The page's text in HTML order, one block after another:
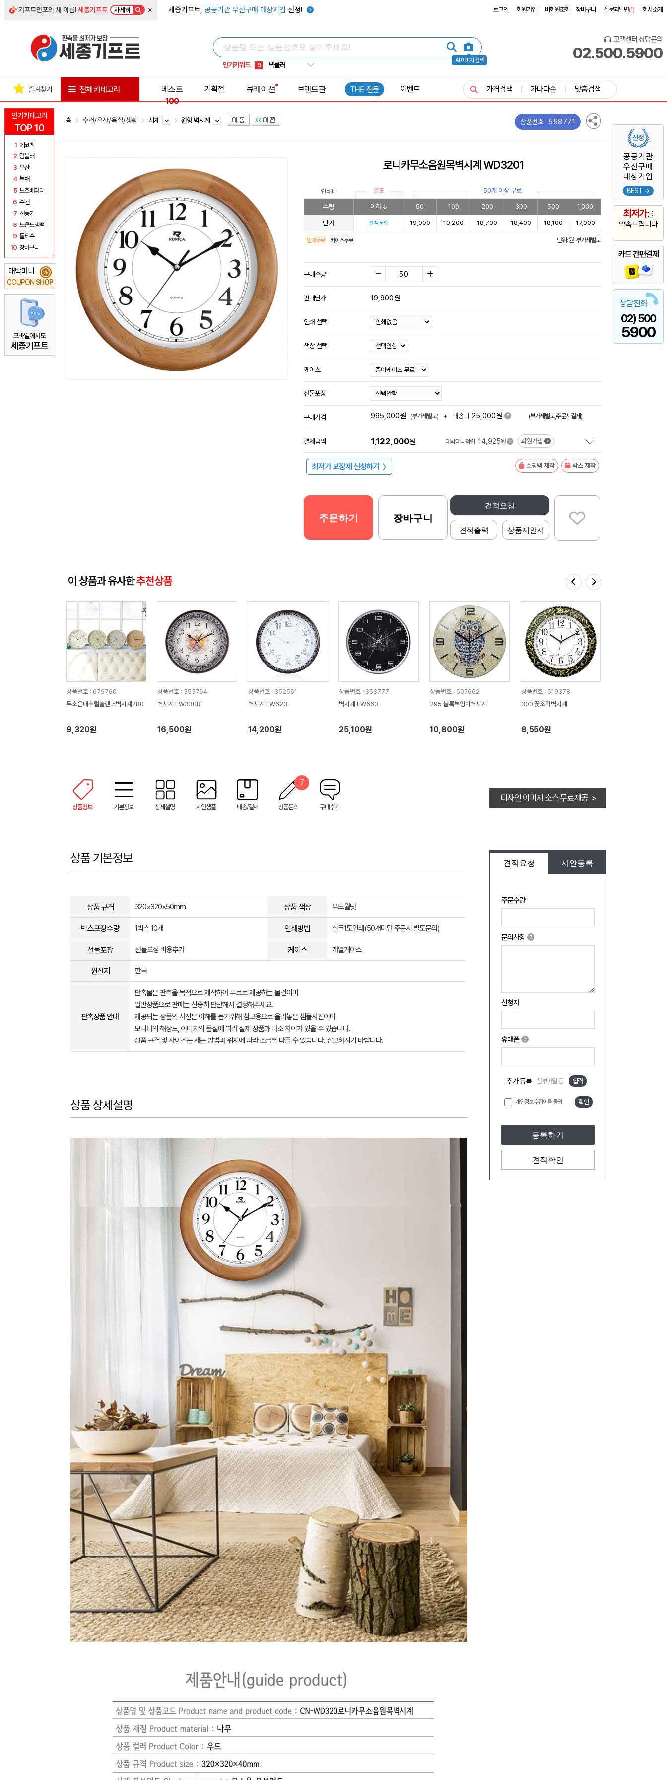
기프트인포의 새 이름!세종기프트 자세히 × 세종기프트, 공공기관 우선구매 대상기업 선정! 로그인 회원가입 비회원조회 장바구니 질문과답변(1) 회사소개
AI 이미지 검색
인기키워드
5 키캡
8 쿨토시
9 넥쿨러
1 선풍기
고객센터 상담문의
02.500.5900
인기카테고리
TOP 10
1 에코백
2 텀블러
3 우산
4 부채
5 보조배터리
6 수건
7 선풍기
8 보온보냉백
9 물티슈
10 장바구니
대박머니
COUPON SHOP
₩
모바일에서도
세종기프트
공공기관
우선구매
대상기업
BEST →
최저가를
약속드립니다
카드 간편결제
상담전화
02) 500
5900
즐겨찾기 전체 카테고리
베스트
100
기획전 큐레이션 브랜드관 THE 전문 이벤트 가격검색 가나다순 맞춤검색
홈 수건/우산/욕실/생활 시계 원형 벽시계 상품번호 558771
로니카무소음원목벽시계 WD3201
인쇄비 별도 50개 이상 무료
수량 이하 50 100 200 300 500 1,000
단가 견적문의 19,900 19,200 18,700 18,400 18,100 17,900
인쇄무료 케이스무료 단위: 원 부가세별도
구매수량
판매단가 19,900원
인쇄 선택
색상 선택
케이스
선물포장
구매가격 995,000원 (부가세별도) + 배송비 25,000원 (부가세별도,주문시결제)
결제금액 1,122,000원 대박머니적립 14,925원 회원가입
최저가 보장제 신청하기 〉 쇼핑백 제작 박스 제작
견적요청
견적출력 상품제안서
주문하기 장바구니
이 상품과 유사한추천상품
상품번호 : 679760
무소음내추럴슬렌더벽시계280
9,320원
상품번호 : 353764
벽시계 LW330R
16,500원
상품번호 : 352561
벽시계 LW623
14,200원
상품번호 : 353777
벽시계 LW663
25,100원
상품번호 : 507662
295 볼록부엉이벽시계
10,800원
상품번호 : 519378
300 꽃조각벽시계
8,550원
상품정보 기본정보 상세설명 시안샘플 배송/결제 상품문의
7
구매후기
디자인 이미지 소스 무료제공 >
견적요청 시안등록
주문수량
문의사항
신청자
휴대폰
추가 등록 첨부파일 등 입력
개인정보 수집이용 동의 확인
등록하기
견적확인
상품 기본정보
상품 규격 320×320×50mm 상품 색상 우드월넛
박스포장수량 1박스 10개 인쇄방법 실크1도인쇄(50개미만 주문시 별도문의)
선물포장 선물포장 비용추가 케이스 개별케이스
원산지 한국
판촉상품 안내
판촉물은 판촉을 목적으로 제작하여 무료로 제공하는 물건이며
일반상품으로 판매는 신중히 판단해서 결정해주세요.
제공되는 상품의 사진은 이해를 돕기위해 참고용으로 올려놓은 샘플사진이며
모니터의 해상도, 이미지의 품질에 따라 실제 상품과 다소 차이가 있을 수 있습니다.
상품 규격 및 사이즈는 재는 방법과 위치에 따라 조금씩 다를 수 있습니다. 참고하시기 바랍니다.
상품 상세설명